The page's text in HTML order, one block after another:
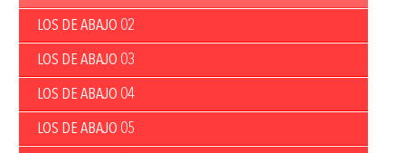
LOS DE ABAJO 02
LOS DE ABAJO 03
LOS DE ABAJO 04
LOS DE ABAJO 05